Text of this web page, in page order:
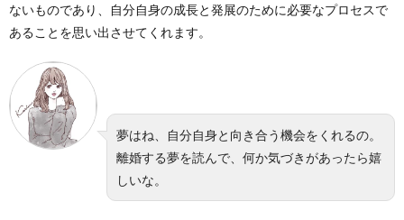
ないものであり、自分自身の成長と発展のために必要なプロセスで
あることを思い出させてくれます。
夢はね、自分自身と向き合う機会をくれるの。
離婚する夢を読んで、何か気づきがあったら嬉
しいな。